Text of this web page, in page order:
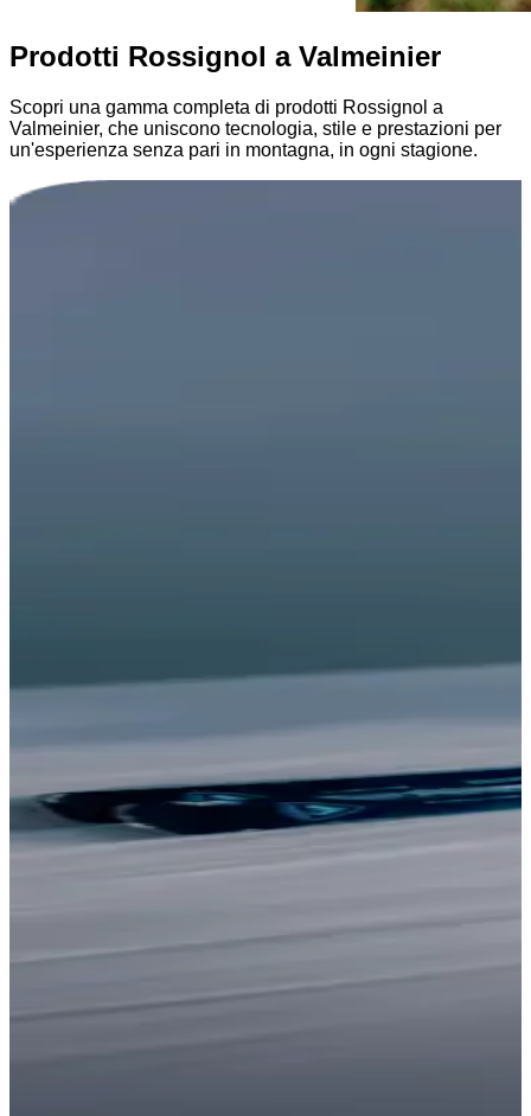
Prodotti Rossignol a Valmeinier
Scopri una gamma completa di prodotti Rossignol a
Valmeinier, che uniscono tecnologia, stile e prestazioni per
un'esperienza senza pari in montagna, in ogni stagione.